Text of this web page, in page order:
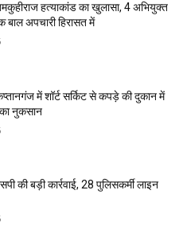
हत्याकांड का खुलासा, 4 अभियुक्त
बाल अपचारी हिरासत में
में शॉर्ट सर्किट से कपड़े की दुकान में
नुकसान
की बड़ी कार्रवाई, 28 पुलिसकर्मी लाइन